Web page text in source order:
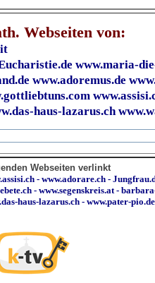
Webseiten von:
www.maria-
www.adoremus.de
haus-lazarus.ch
Webseiten verlinkt
- www.adorare.ch -
- www.segenskreis.at-
haus-lazarus.ch - www.pater-pio.de